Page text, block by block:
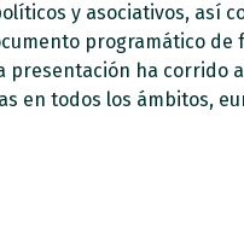
y asociativos, así
programático de
presentación ha corrido
en todos los ámbitos,